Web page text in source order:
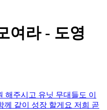
여라 - 도영
주시고 유닛 무대들도 이
께 같이 성장 할게요 저희 곧